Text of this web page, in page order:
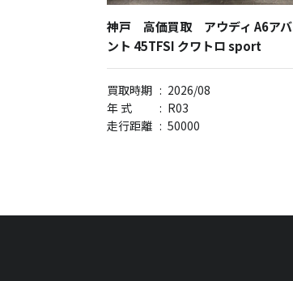
神戸 高価買取 アウディ A6アバ
ント 45TFSI クワトロ sport
買取時期 : 2026/08
年 式
: R03
走行距離 : 50000